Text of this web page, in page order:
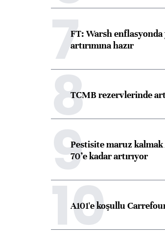
7FT: Warsh
artırımına hazır
8TCMB rezervlerinde
9Pestisite maruz
70’e kadar artırıyor
10
A101'e koşullu